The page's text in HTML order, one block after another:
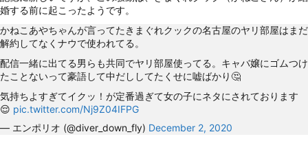
婚する前に起こったようです。
かねこあやちゃんが言ってたきまぐれクックの名古屋のヤリ部屋はまだ
解約してなくナウで使われてる。
配信一緒に出てる男らも共同でヤリ部屋使ってる。キャバ嬢にゴムつけ
たことないって豪語して中だししてたくせに嘘ばかり🤔
気持ちよすぎてイクッ！が定番過ぎて女の子にネタにされております
😌 pic.twitter.com/Nj9Z04IFPG
— エンポリオ (@diver_down_fly) December 2, 2020